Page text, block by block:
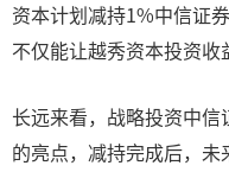
资本计划减持1%中信证
不仅能让越秀资本投资收
长远来看，战略投资中
的亮点，减持完成后，